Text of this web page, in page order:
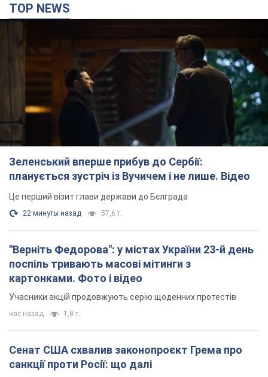
TOP NEWS
Зеленський вперше прибув до Сербії:
планується зустріч із Вучичем і не лише. Відео
Це перший візит глави держави до Бєлграда
22 минуты назад 57,6 т.
"Верніть Федорова": у містах України 23-й день
поспіль тривають масові мітинги з
картонками. Фото і відео
Учасники акцій продовжують серію щоденних протестів
час назад 1,8 т.
Сенат США схвалив законопроєкт Грема про
санкції проти Росії: що далі